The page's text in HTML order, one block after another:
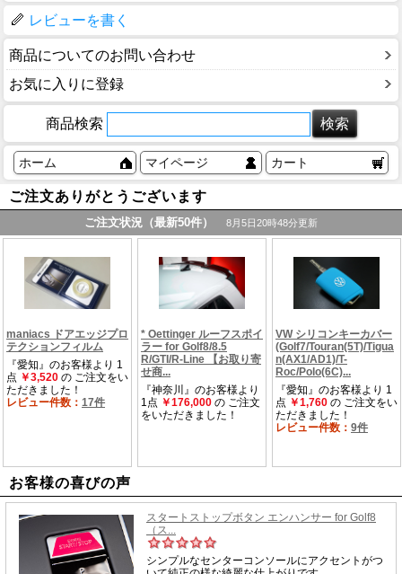
レビューを書く
商品についてのお問い合わせ
お気に入りに登録
商品検索
ホーム マイページ カート
ご注文ありがとうございます
お客様の喜びの声